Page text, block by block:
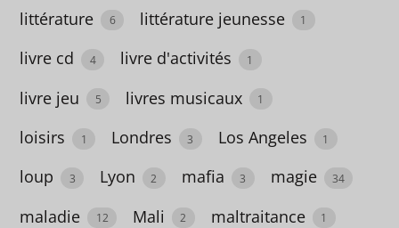
Amsterdam
3
Angleterre
38
animaux
littérature 6 littérature jeunesse 1
livre cd 4 livre d'activités 1
livre jeu 5 livres musicaux 1
loisirs 1 Londres 3 Los Angeles 1
loup 3 Lyon 2 mafia 3 magie 34
maladie 12 Mali 2 maltraitance 1